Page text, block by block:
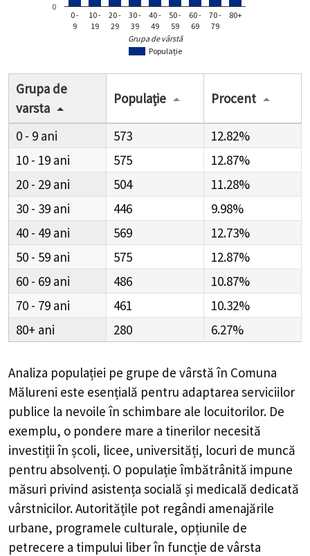
Populație
0 -
9
10 -
19
20 -
29
30 -
39
40 -
49
50 -
59
60 -
69
70 -
79
80+
0
Grupa de vârstă
Grupa de
varsta
Populație Procent
0 - 9 573
12.82%
10 - 19
575
12.87%
20 - 29
504
11.28%
30 - 39
446
9.98%
40 - 49
569
12.73%
50 - 59
575
12.87%
60 - 69
486
10.87%
70 - 79
461
10.32%
80+
280 6.27%
Analiza populației pe grupe de vârstă în Comuna
Mălureni este esențială pentru adaptarea serviciilor
publice la nevoile în schimbare ale locuitorilor. De
exemplu, o pondere mare a tinerilor necesită
investiții în școli, licee, universități, locuri de muncă
pentru absolvenți. O populație îmbătrânită impune
măsuri privind asistența socială și medicală dedicată
vârstnicilor. Autoritățile pot regândi amenajările
urbane, programele culturale, opțiunile de
petrecere a timpului liber în funcție de vârsta